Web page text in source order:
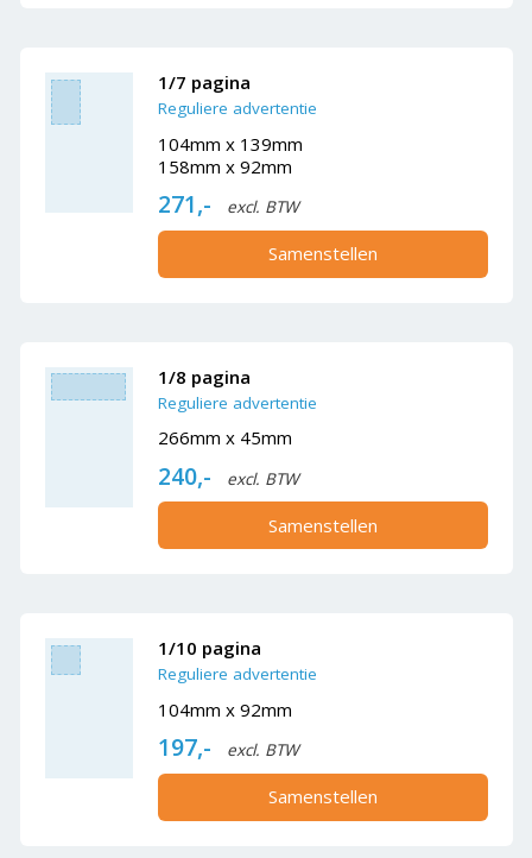
1/7 pagina
Reguliere advertentie
104mm x 139mm
158mm x 92mm
271,- excl. BTW
Samenstellen
1/8 pagina
Reguliere advertentie
266mm x 45mm
240,- excl. BTW
Samenstellen
1/10 pagina
Reguliere advertentie
104mm x 92mm
197,- excl. BTW
Samenstellen